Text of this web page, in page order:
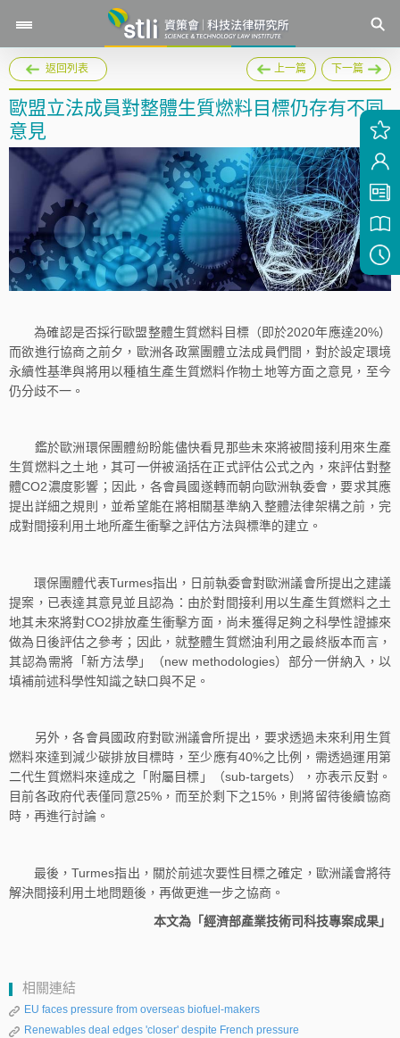
返回列表 上一篇 下一篇
歐盟立法成員對整體生質燃料目標仍存有不同
意見
為確認是否採行歐盟整體生質燃料目標（即於2020年應達20%）
而欲進行協商之前夕，歐洲各政黨團體立法成員們間，對於設定環境
永續性基準與將用以種植生產生質燃料作物土地等方面之意見，至今
仍分歧不一。
鑑於歐洲環保團體紛盼能儘快看見那些未來將被間接利用來生產
生質燃料之土地，其可一併被涵括在正式評估公式之內，來評估對整
體CO2濃度影響；因此，各會員國遂轉而朝向歐洲執委會，要求其應
提出詳細之規則，並希望能在將相關基準納入整體法律架構之前，完
成對間接利用土地所產生衝擊之評估方法與標準的建立。
環保團體代表Turmes指出，日前執委會對歐洲議會所提出之建議
提案，已表達其意見並且認為：由於對間接利用以生產生質燃料之土
地其未來將對CO2排放產生衝擊方面，尚未獲得足夠之科學性證據來
做為日後評估之參考；因此，就整體生質燃油利用之最終版本而言，
其認為需將「新方法學」（new methodologies）部分一併納入，以
填補前述科學性知識之缺口與不足。
另外，各會員國政府對歐洲議會所提出，要求透過未來利用生質
燃料來達到減少碳排放目標時，至少應有40%之比例，需透過運用第
二代生質燃料來達成之「附屬目標」（sub-targets），亦表示反對。
目前各政府代表僅同意25%，而至於剩下之15%，則將留待後續協商
時，再進行討論。
最後，Turmes指出，關於前述次要性目標之確定，歐洲議會將待
解決間接利用土地問題後，再做更進一步之協商。
本文為「經濟部產業技術司科技專案成果」
相關連結
EU faces pressure from overseas biofuel-makers
Renewables deal edges 'closer' despite French pressure